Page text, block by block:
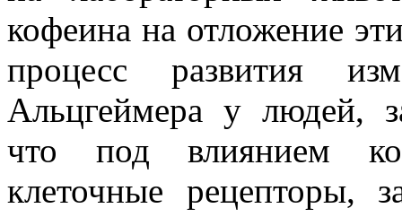
кофеина на отложение
процесс развития
Альцгеймера у людей,
что под влиянием
клеточные рецепторы,